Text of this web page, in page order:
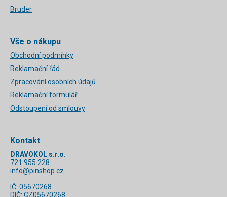
Bruder
Vše o nákupu
Obchodní podmínky
Reklamační řád
Zpracování osobních údajů
Reklamační formulář
Odstoupení od smlouvy
Kontakt
DRAVOKOL s.r.o.
721 955 228
info@pinshop.cz
IČ: 05670268
DIČ: CZ05670268